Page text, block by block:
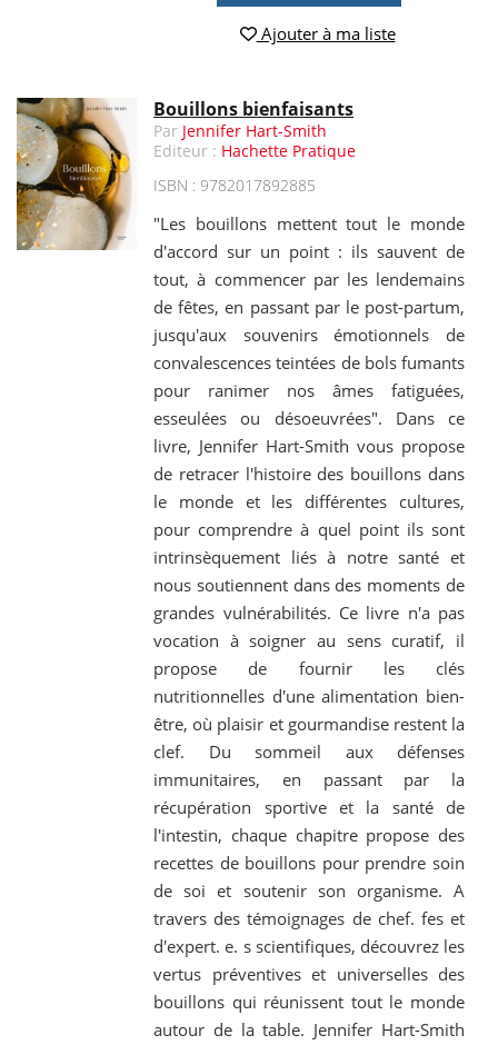
Ajouter à ma liste
Bouillons bienfaisants
Par Jennifer Hart-Smith
Editeur : Hachette Pratique
ISBN : 9782017892885
"Les bouillons mettent tout le monde
d'accord sur un point : ils sauvent de
tout, à commencer par les lendemains
de fêtes, en passant par le post-partum,
jusqu'aux souvenirs émotionnels de
convalescences teintées de bols fumants
pour ranimer nos âmes fatiguées,
esseulées ou désoeuvrées". Dans ce
livre, Jennifer Hart-Smith vous propose
de retracer l'histoire des bouillons dans
le monde et les différentes cultures,
pour comprendre à quel point ils sont
intrinsèquement liés à notre santé et
nous soutiennent dans des moments de
grandes vulnérabilités. Ce livre n'a pas
vocation à soigner au sens curatif, il
propose de fournir les clés
nutritionnelles d'une alimentation bien-
être, où plaisir et gourmandise restent la
clef. Du sommeil aux défenses
immunitaires, en passant par la
récupération sportive et la santé de
l'intestin, chaque chapitre propose des
recettes de bouillons pour prendre soin
de soi et soutenir son organisme. A
travers des témoignages de chef. fes et
d'expert. e. s scientifiques, découvrez les
vertus préventives et universelles des
bouillons qui réunissent tout le monde
autour de la table. Jennifer Hart-Smith